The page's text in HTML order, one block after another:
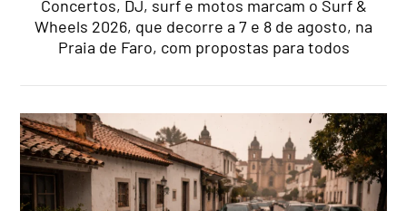
Concertos, DJ, surf e motos marcam o Surf &
Wheels 2026, que decorre a 7 e 8 de agosto, na
Praia de Faro, com propostas para todos